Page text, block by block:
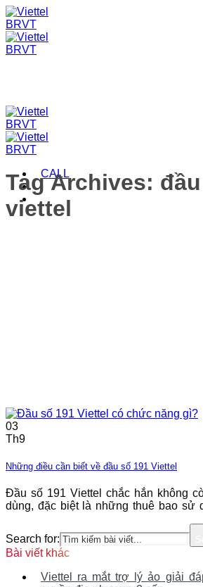
Skip
to
content
CALL
Tag Archives:
viettel
03
Th9
Những điều cần biết về đầu số 191 Viettel
Đầu số 191 Viettel chắc hẳn không
dùng, đặc biệt là những thuê bao sử
những dịch vụ được hỗ trợ từ đầu số
sẽ giới thiệu đến
Search for:
Bài viết khác
Viettel ra mắt trợ lý ảo giải